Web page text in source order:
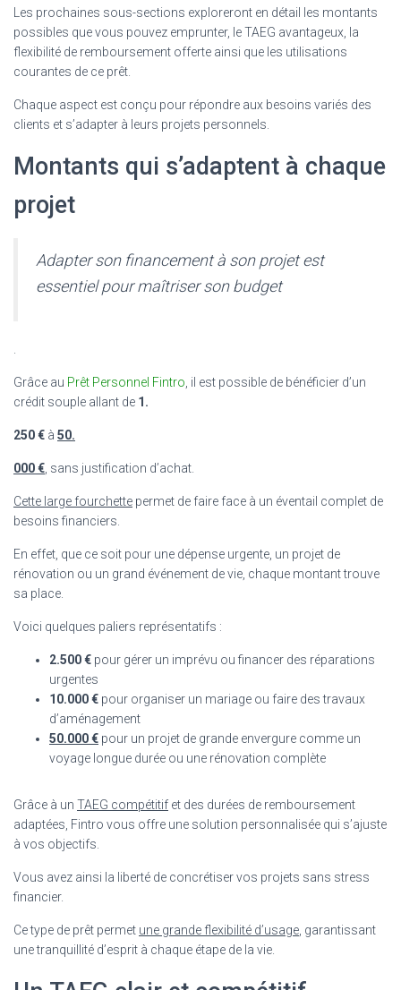
Les prochaines sous-sections exploreront en détail les montants
possibles que vous pouvez emprunter, le TAEG avantageux, la
flexibilité de remboursement offerte ainsi que les utilisations
courantes de ce prêt.
Chaque aspect est conçu pour répondre aux besoins variés des
clients et s’adapter à leurs projets personnels.
Montants qui s’adaptent à chaque
projet
Adapter son financement à son projet est
essentiel pour maîtriser son budget
Grâce au Prêt Personnel Fintro , il est possible de bénéficier d’un
crédit souple allant de 1.
250 € à 50.
000 € , sans justification d’achat.
Cette large fourchette permet de faire face à un éventail complet de
besoins financiers.
En effet, que ce soit pour une dépense urgente, un projet de
rénovation ou un grand événement de vie, chaque montant trouve
sa place.
Voici quelques paliers représentatifs :
2.500 € pour gérer un imprévu ou financer des réparations
urgentes
10.000 € pour organiser un mariage ou faire des travaux
d’aménagement
50.000 € pour un projet de grande envergure comme un
voyage longue durée ou une rénovation complète
Grâce à un TAEG compétitif et des durées de remboursement
adaptées, Fintro vous offre une solution personnalisée qui s’ajuste
à vos objectifs.
Vous avez ainsi la liberté de concrétiser vos projets sans stress
financier.
Ce type de prêt permet une grande flexibilité d’usage , garantissant
une tranquillité d’esprit à chaque étape de la vie.